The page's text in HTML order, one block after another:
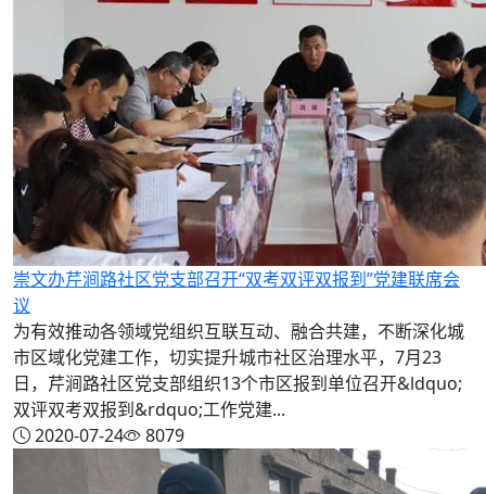
崇文办芹涧路社区党支部召开“双考双评双报到”党建联席会
议
为有效推动各领域党组织互联互动、融合共建，不断深化城
市区域化党建工作，切实提升城市社区治理水平，7月23
日，芹涧路社区党支部组织13个市区报到单位召开&ldquo;
双评双考双报到&rdquo;工作党建...
2020-07-24
8079